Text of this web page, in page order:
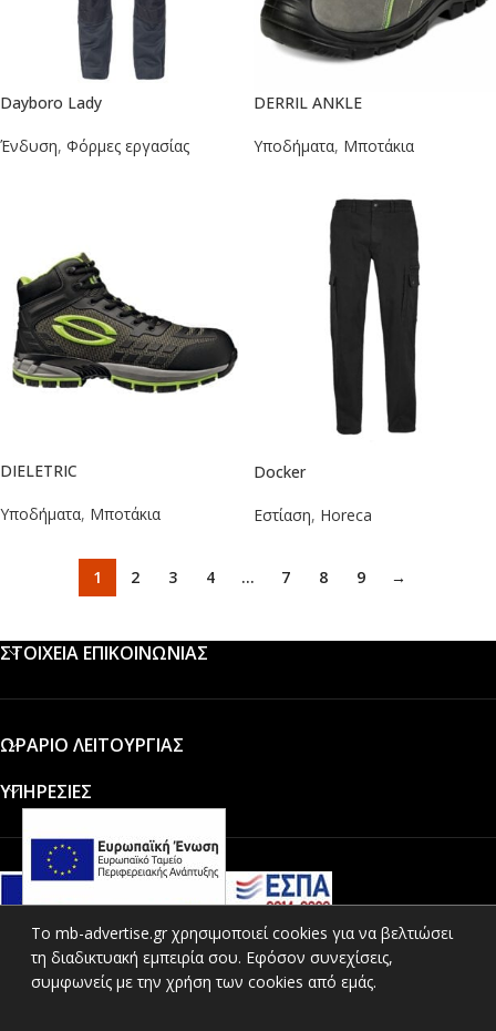
Dayboro Lady
Ένδυση, Φόρμες εργασίας
DERRIL ANKLE
Υποδήματα, Μποτάκια
DIELETRIC
Υποδήματα, Μποτάκια
Docker
Εστίαση, Horeca
1 2 3 4 … 7 8 9 →
ΣΤΟΙΧΕΙΑ ΕΠΙΚΟΙΝΩΝΙΑΣ
ΩΡΑΡΙΟ ΛΕΙΤΟΥΡΓΙΑΣ
ΥΠΗΡΕΣΙΕΣ
ΚΑΤΗΓΟΡΙΕΣ ΠΡΟΪΟΝΤΩΝ
To mb-advertise.gr χρησιμοποιεί cookies για να βελτιώσει
τη διαδικτυακή εμπειρία σου. Εφόσον συνεχίσεις,
συμφωνείς με την χρήση των cookies από εμάς.